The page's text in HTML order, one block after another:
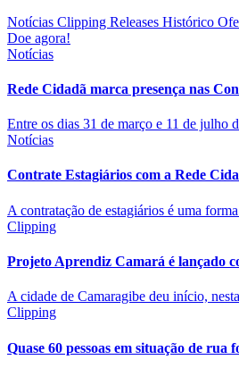
Notícias Clipping Releases Histórico
Doe agora!
Notícias
Rede Cidadã marca presença nas
Entre os dias 31 de março e 11 de julho
Notícias
Contrate Estagiários com a Rede
A contratação de estagiários é uma
Clipping
Projeto Aprendiz Camará é lançado
A cidade de Camaragibe deu início,
Clipping
Quase 60 pessoas em situação de